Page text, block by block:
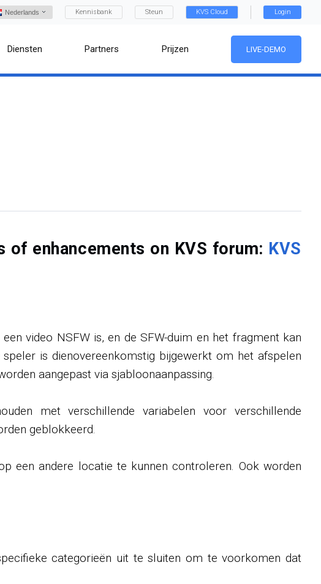
Nederlands Kennisbank Steun KVS Cloud Login
Diensten Partners Prijzen LIVE-DEMO
enhancements on KVS forum: KVS
video NSFW is, en de SFW-duim en het fragment kan
is dienovereenkomstig bijgewerkt om het afspelen
aangepast via sjabloonaanpassing.
met verschillende variabelen voor verschillende
geblokkeerd.
een andere locatie te kunnen controleren. Ook worden
categorieën uit te sluiten om te voorkomen dat